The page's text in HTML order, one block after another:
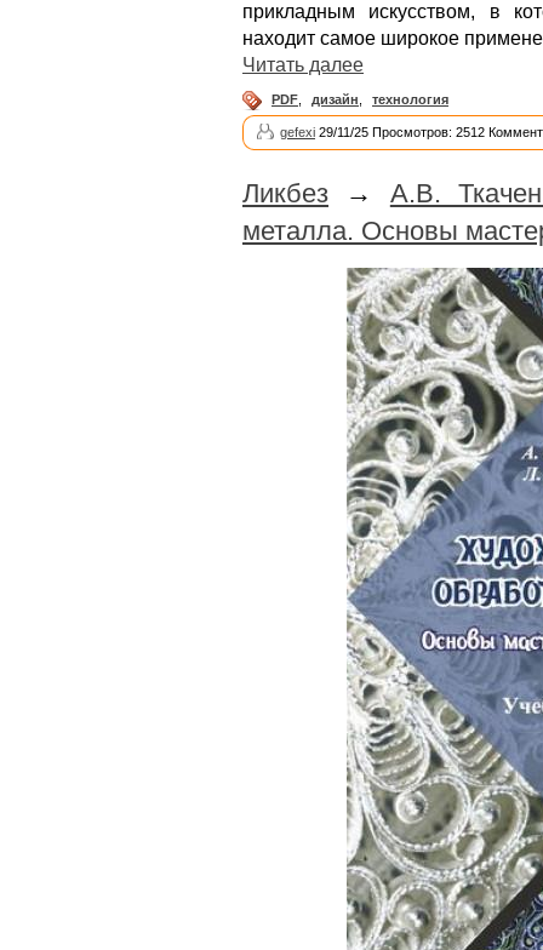
прикладным искусством, в
находит самое широкое
Читать далее
PDF дизайн технология
gefexi 29/11/25 Просмотров: 2512
Ликбез → А.В.
металла. Основы